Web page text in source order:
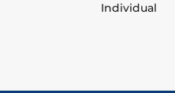
Individual